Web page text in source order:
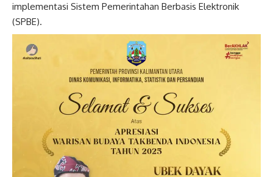
implementasi Sistem Pemerintahan Berbasis Elektronik
(SPBE).